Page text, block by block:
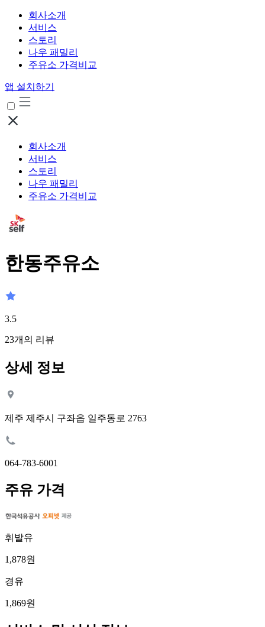
회사소개
서비스
스토리
나우 패밀리
주유소 가격비교
앱 설치하기
회사소개
서비스
스토리
나우 패밀리
주유소 가격비교
한동주유소
3.5
23개의 리뷰
상세 정보
제주 제주시 구좌읍 일주동로 2763
064-783-6001
주유 가격
휘발유
1,878원
경유
1,869원